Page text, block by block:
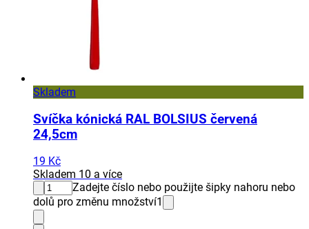
Skladem
Svíčka kónická RAL BOLSIUS červená
24,5cm
19 Kč
Skladem 10 a více
Zadejte číslo nebo použijte šipky nahoru nebo
dolů pro změnu množství1